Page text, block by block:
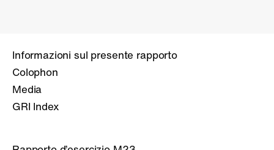
Informazioni sul presente rapporto
Colophon
Media
GRI Index